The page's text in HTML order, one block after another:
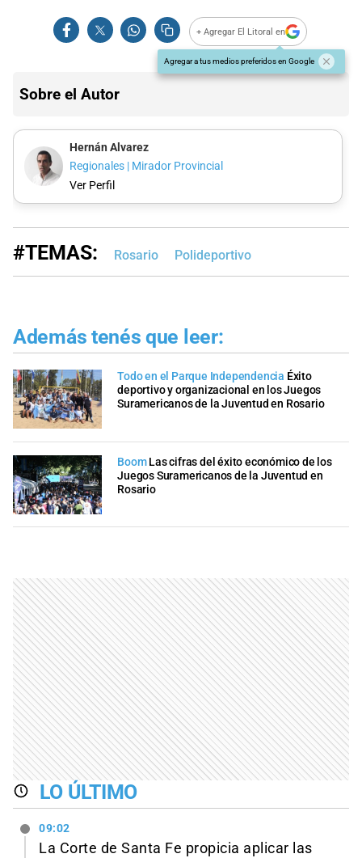
+ Agregar El Litoral en
Agregar a tus medios preferidos en Google
Sobre el Autor
Hernán Alvarez
Regionales | Mirador Provincial
Ver Perfil
#TEMAS: Rosario Polideportivo
Además tenés que leer:
Todo en el Parque Independencia Éxito
deportivo y organizacional en los Juegos
Suramericanos de la Juventud en Rosario
Boom Las cifras del éxito económico de los
Juegos Suramericanos de la Juventud en
Rosario
LO ÚLTIMO
09:02
La Corte de Santa Fe propicia aplicar las